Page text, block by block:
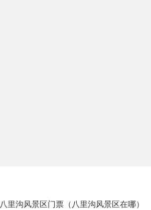
八里沟风景区门票（八里沟风景区在哪）